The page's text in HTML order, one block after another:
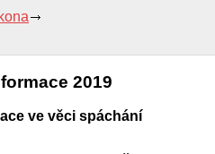
2019
ve věci spáchání